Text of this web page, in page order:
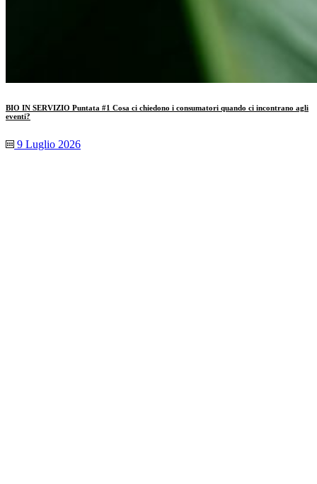
BIO IN SERVIZIO Puntata #1 Cosa ci chiedono i consumatori quando ci incontrano agli
eventi?
9 Luglio 2026